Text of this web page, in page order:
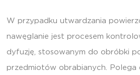
W przypadku utwardzania
nawęglanie jest procesem
dyfuzję, stosowanym do obróbki
przedmiotów obrabianych. Polega